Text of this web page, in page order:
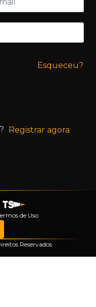
Esqueceu?
Registrar agora
de Uso
Reservados